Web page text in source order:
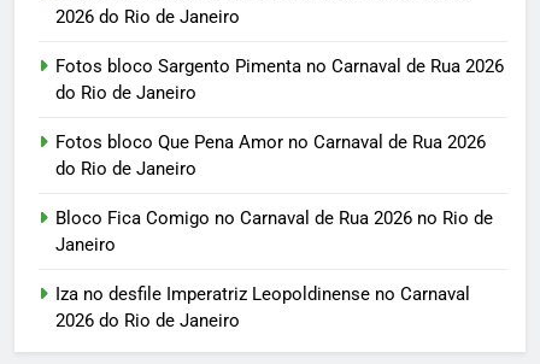
2026 do Rio de Janeiro
Fotos bloco Sargento Pimenta no Carnaval de Rua 2026
do Rio de Janeiro
Fotos bloco Que Pena Amor no Carnaval de Rua 2026
do Rio de Janeiro
Bloco Fica Comigo no Carnaval de Rua 2026 no Rio de
Janeiro
Iza no desfile Imperatriz Leopoldinense no Carnaval
2026 do Rio de Janeiro